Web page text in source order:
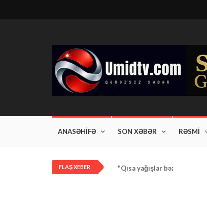
ANASƏHİFƏ SON XƏBƏR RƏSMİ
FLAŞ XEBER "Qısa yağışlar bəzi